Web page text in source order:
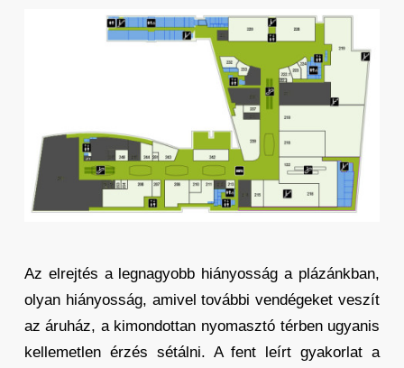
Az elrejtés a legnagyobb hiányosság a plázánkban,
olyan hiányosság, amivel további vendégeket veszít
az áruház, a kimondottan nyomasztó térben ugyanis
kellemetlen érzés sétálni. A fent leírt gyakorlat a